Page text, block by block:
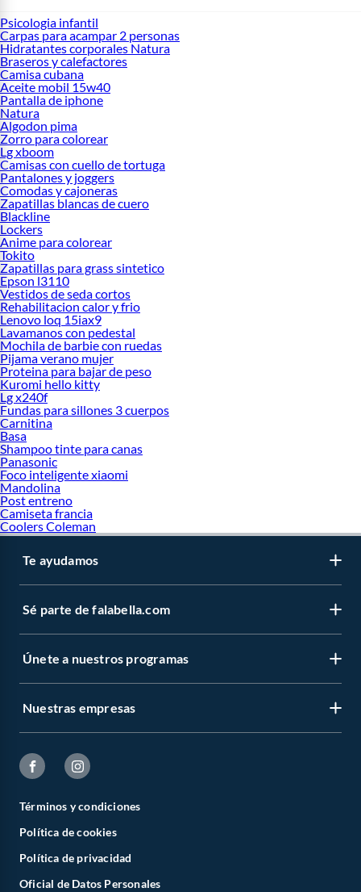
Psicologia infantil
Carpas para acampar 2 personas
Hidratantes corporales Natura
Braseros y calefactores
Camisa cubana
Aceite mobil 15w40
Pantalla de iphone
Natura
Algodon pima
Zorro para colorear
Lg xboom
Camisas con cuello de tortuga
Pantalones y joggers
Comodas y cajoneras
Zapatillas blancas de cuero
Blackline
Lockers
Anime para colorear
Tokito
Zapatillas para grass sintetico
Epson l3110
Vestidos de seda cortos
Rehabilitacion calor y frio
Lenovo loq 15iax9
Lavamanos con pedestal
Mochila de barbie con ruedas
Pijama verano mujer
Proteina para bajar de peso
Kuromi hello kitty
Lg x240f
Fundas para sillones 3 cuerpos
Carnitina
Basa
Shampoo tinte para canas
Panasonic
Foco inteligente xiaomi
Mandolina
Post entreno
Camiseta francia
Coolers Coleman
Te ayudamos
Sé parte de falabella.com
Únete a nuestros programas
Nuestras empresas
Términos y condiciones
Política de cookies
Política de privacidad
Oficial de Datos Personales